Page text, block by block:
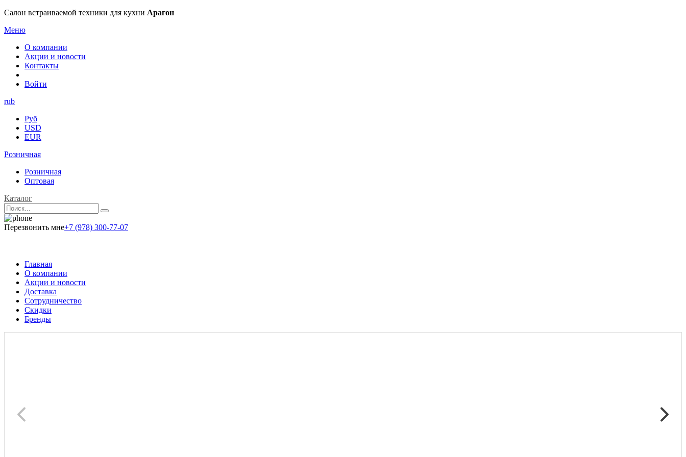
Салон встраиваемой техники для кухни Арагон
Меню
О компании
Акции и новости
Контакты
Войти
rub
Руб
USD
EUR
Розничная
Розничная
Оптовая
Каталог
Перезвонить мне+7 (978) 300-77-07
Главная
О компании
Акции и новости
Доставка
Сотрудничество
Скидки
Бренды